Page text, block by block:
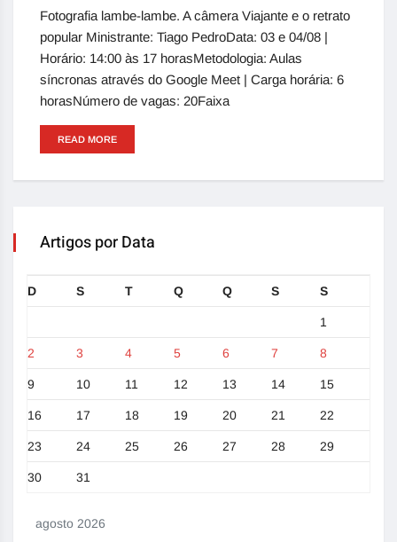
Fotografia lambe-lambe. A câmera Viajante e o retrato
popular Ministrante: Tiago PedroData: 03 e 04/08 |
Horário: 14:00 às 17 horasMetodologia: Aulas
síncronas através do Google Meet | Carga horária: 6
horasNúmero de vagas: 20Faixa
READ MORE
Artigos por Data
agosto 2026
D S T Q Q S S
1
2 3 4 5 6 7 8
9 10 11 12 13 14 15
16 17 18 19 20 21 22
23 24 25 26 27 28 29
30 31